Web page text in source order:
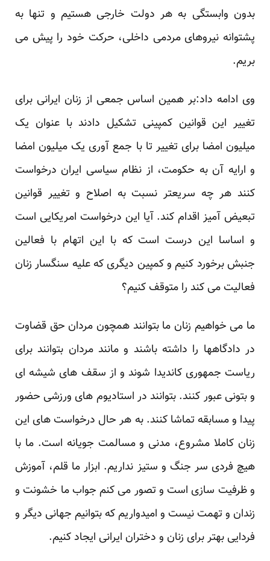
بدون وابستگی به هر دولت خارجی هستیم و تنها به
پشتوانه نیروهای مردمی داخلی، حرکت خود را پیش می
بریم.
وی ادامه داد:بر همین اساس جمعی از زنان ایرانی برای
تغییر این قوانین کمپینی تشکیل دادند با عنوان یک
میلیون امضا برای تغییر تا با جمع آوری یک میلیون امضا
و ارایه آن به حکومت، از نظام سیاسی ایران درخواست
کنند هر چه سریعتر نسبت به اصلاح و تغییر قوانین
تبعیض آمیز اقدام کند. آیا این درخواست امریکایی است
و اساسا این درست است که با این اتهام با فعالین
جنبش برخورد کنیم و کمپین دیگری که علیه سنگسار زنان
فعالیت می کند را متوقف کنیم؟
ما می خواهیم زنان ما بتوانند همچون مردان حق قضاوت
در دادگاهها را داشته باشند و مانند مردان بتوانند برای
ریاست جمهوری کاندیدا شوند و از سقف های شیشه ای
و بتونی عبور کنند. بتوانند در استادیوم های ورزشی حضور
پیدا و مسابقه تماشا کنند. به هر حال درخواست های این
زنان کاملا مشروع، مدنی و مسالمت جویانه است. ما با
هیچ فردی سر جنگ و ستیز نداریم. ابزار ما قلم، آموزش
و ظرفیت سازی است و تصور می کنم جواب ما خشونت و
زندان و تهمت نیست و امیدواریم که بتوانیم جهانی دیگر و
فردایی بهتر برای زنان و دختران ایرانی ایجاد کنیم.